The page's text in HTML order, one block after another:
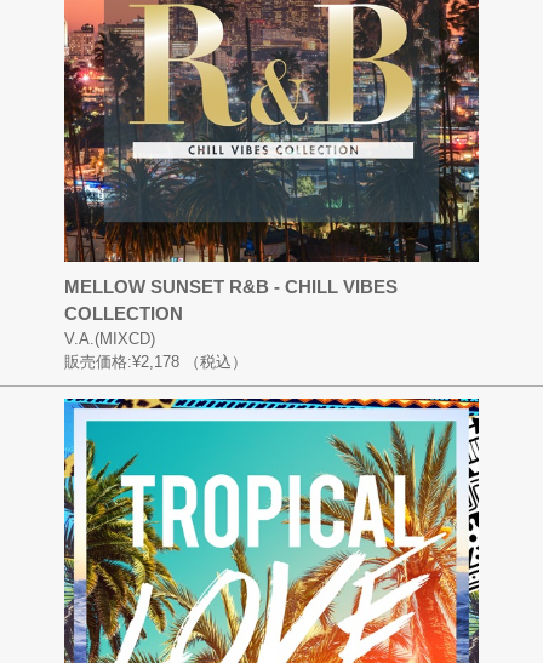
MELLOW SUNSET R&B - CHILL VIBES
COLLECTION
V.A.(MIXCD)
販売価格:¥2,178 （税込）